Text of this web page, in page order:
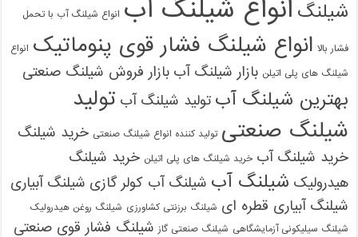
شیلنگ انواع شیلنگ آب انواع شیلنگ آب با تحمل
فشار بالا انواع شیلنگ فشار قوی پنوماتیک انواع
شیلنگ های پلی اتیلن بازار شیلنگ آب بازار فروش شیلنگ صنعتی
بهترین شیلنگ آب تولید شیلنگ آب تولید
شیلنگ صنعتی تولید کننده انواع شیلنگ صنعتی خرید شیلنگ
خرید شیلنگ آب خرید شیلنگ های پلی اتیلن خرید شیلنگ
هیدرولیک شیلنگ آب شیلنگ آب کولر گازی شیلنگ آبیاری
شیلنگ آبیاری قطره ای شیلنگ برزنتی کشاورزی شیلنگ روغن هیدرولیک
شیلنگ سیلیکونی آزمایشگاهی شیلنگ صنعتی گاز شیلنگ فشار قوی صنعتی